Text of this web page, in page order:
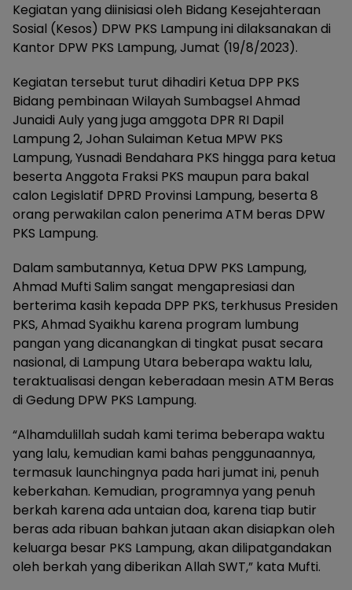
Kegiatan yang diinisiasi oleh Bidang Kesejahteraan
Sosial (Kesos) DPW PKS Lampung ini dilaksanakan di
Kantor DPW PKS Lampung, Jumat (19/8/2023).
Kegiatan tersebut turut dihadiri Ketua DPP PKS
Bidang pembinaan Wilayah Sumbagsel Ahmad
Junaidi Auly yang juga amggota DPR RI Dapil
Lampung 2, Johan Sulaiman Ketua MPW PKS
Lampung, Yusnadi Bendahara PKS hingga para ketua
beserta Anggota Fraksi PKS maupun para bakal
calon Legislatif DPRD Provinsi Lampung, beserta 8
orang perwakilan calon penerima ATM beras DPW
PKS Lampung.
Dalam sambutannya, Ketua DPW PKS Lampung,
Ahmad Mufti Salim sangat mengapresiasi dan
berterima kasih kepada DPP PKS, terkhusus Presiden
PKS, Ahmad Syaikhu karena program lumbung
pangan yang dicanangkan di tingkat pusat secara
nasional, di Lampung Utara beberapa waktu lalu,
teraktualisasi dengan keberadaan mesin ATM Beras
di Gedung DPW PKS Lampung.
“Alhamdulillah sudah kami terima beberapa waktu
yang lalu, kemudian kami bahas penggunaannya,
termasuk launchingnya pada hari jumat ini, penuh
keberkahan. Kemudian, programnya yang penuh
berkah karena ada untaian doa, karena tiap butir
beras ada ribuan bahkan jutaan akan disiapkan oleh
keluarga besar PKS Lampung, akan dilipatgandakan
oleh berkah yang diberikan Allah SWT,” kata Mufti.